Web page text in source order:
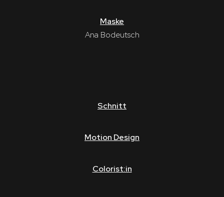
Maske
Ana Bodeutsch
Schnitt
Motion Design
Colorist:in